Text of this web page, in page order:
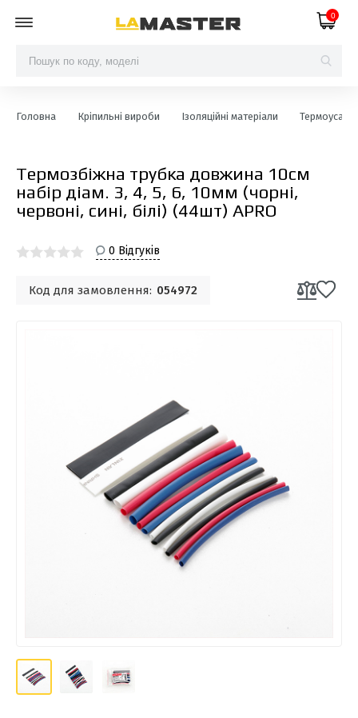
0
Головна Кріпильні вироби Ізоляційні матеріали
Термозбіжна трубка довжина 10см
набір діам. 3, 4, 5, 6, 10мм (чорні,
червоні, сині, білі) (44шт) APRO
0 Відгуків
Код для замовлення: 054972